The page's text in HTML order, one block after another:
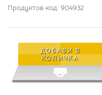
Продуктов код: 904932
ДОБАВИ В
КОЛИЧКА